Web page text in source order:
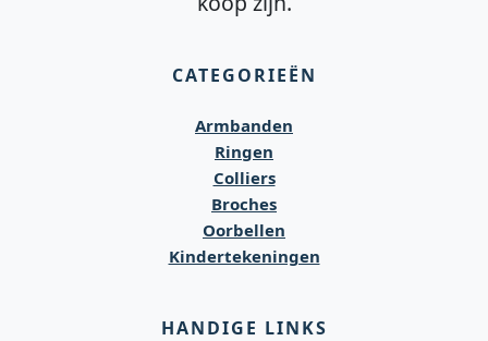
CATEGORIEËN
Armbanden
Ringen
Colliers
Broches
Oorbellen
Kindertekeningen
HANDIGE LINKS